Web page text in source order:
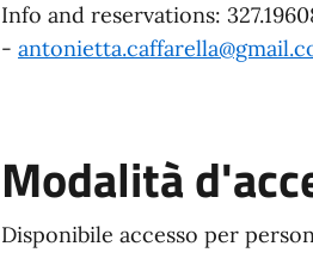
Info and reservations:
-
Modalità
Disponibile accesso per